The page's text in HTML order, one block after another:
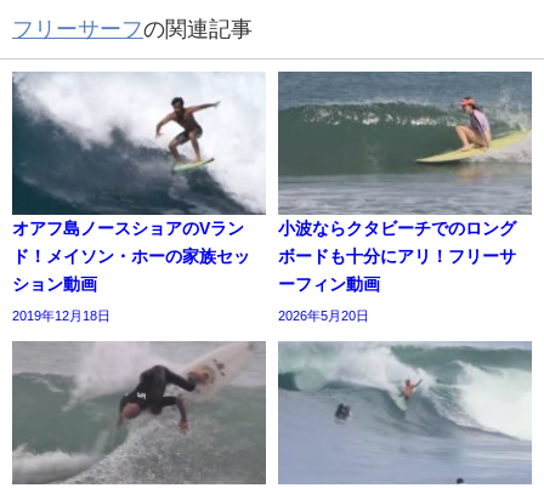
フリーサーフの関連記事
オアフ島ノースショアのVラン
ド！メイソン・ホーの家族セッ
ション動画
2019年12月18日
小波ならクタビーチでのロング
ボードも十分にアリ！フリーサ
ーフィン動画
2026年5月20日